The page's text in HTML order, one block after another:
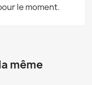
le moment.
même